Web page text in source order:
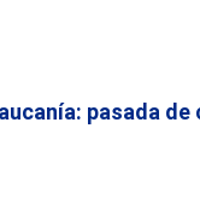
pasada de